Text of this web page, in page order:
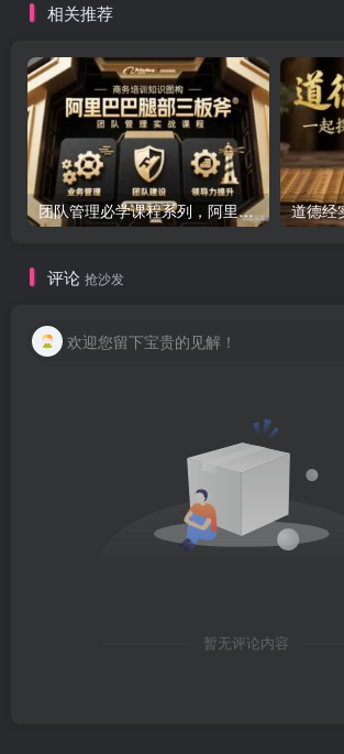
相关推荐
团队管理必学课程系列，阿里巴巴“腿部三板斧”
评论 抢沙发
欢迎您留下宝贵的见解！
暂无评论内容